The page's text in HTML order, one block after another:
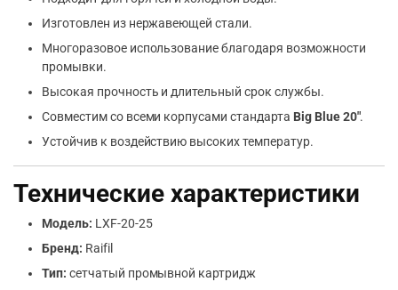
Изготовлен из нержавеющей стали.
Многоразовое использование благодаря возможности
промывки.
Высокая прочность и длительный срок службы.
Совместим со всеми корпусами стандарта Big Blue 20″.
Устойчив к воздействию высоких температур.
Технические характеристики
Модель: LXF-20-25
Бренд: Raifil
Тип: сетчатый промывной картридж